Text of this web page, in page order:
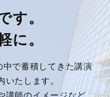
す。
に。
中で蓄積してきた講演
たします。